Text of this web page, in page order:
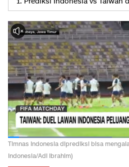
Timnas Indonesia diprediksi bisa
Indonesia/Adi Ibrahim)